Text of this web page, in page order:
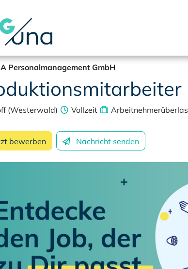
Personalmanagement GmbH
(Westerwald) Vollzeit
bewerben Nachricht senden